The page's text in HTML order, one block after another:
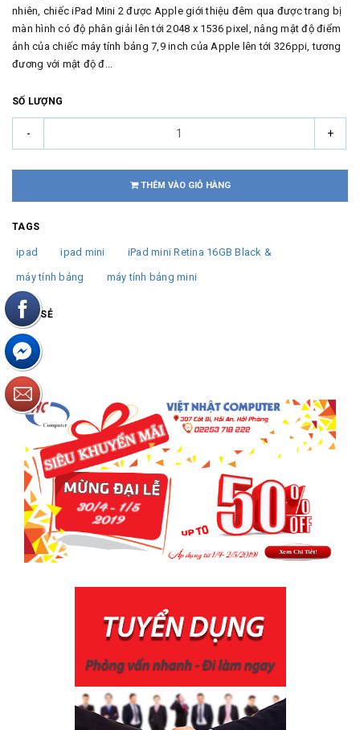
nhiên, chiếc iPad Mini 2 được Apple giới thiệu đêm qua được trang bị
màn hình có độ phân giải lên tới 2048 x 1536 pixel, nâng mật độ điểm
ảnh của chiếc máy tính bảng 7,9 inch của Apple lên tới 326ppi, tương
đương với mật độ đ...
SỐ LƯỢNG
- +
THÊM VÀO GIỎ HÀNG
TAGS
ipad ipad mini iPad mini Retina 16GB Black &
máy tính bảng máy tính bảng mini
CHIA SẺ